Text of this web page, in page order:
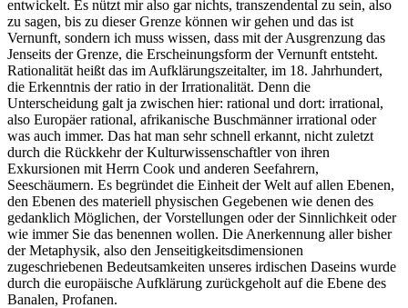
entwickelt. Es nützt mir also gar nichts, transzendental zu sein, also
zu sagen, bis zu dieser Grenze können wir gehen und das ist
Vernunft, sondern ich muss wissen, dass mit der Ausgrenzung das
Jenseits der Grenze, die Erscheinungsform der Vernunft entsteht.
Rationalität heißt das im Aufklärungszeitalter, im 18. Jahrhundert,
die Erkenntnis der ratio in der Irrationalität. Denn die
Unterscheidung galt ja zwischen hier: rational und dort: irrational,
also Europäer rational, afrikanische Buschmänner irrational oder
was auch immer. Das hat man sehr schnell erkannt, nicht zuletzt
durch die Rückkehr der Kulturwissenschaftler von ihren
Exkursionen mit Herrn Cook und anderen Seefahrern,
Seeschäumern. Es begründet die Einheit der Welt auf allen Ebenen,
den Ebenen des materiell physischen Gegebenen wie denen des
gedanklich Möglichen, der Vorstellungen oder der Sinnlichkeit oder
wie immer Sie das benennen wollen. Die Anerkennung aller bisher
der Metaphysik, also den Jenseitigkeitsdimensionen
zugeschriebenen Bedeutsamkeiten unseres irdischen Daseins wurde
durch die europäische Aufklärung zurückgeholt auf die Ebene des
Banalen, Profanen.